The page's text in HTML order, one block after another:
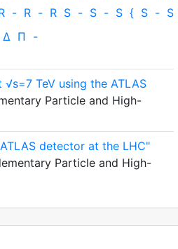
- R - R S - S - S { S - S
Δ Π -
TeV using the ATLAS
Particle and High-
detector at the LHC"
Particle and High-